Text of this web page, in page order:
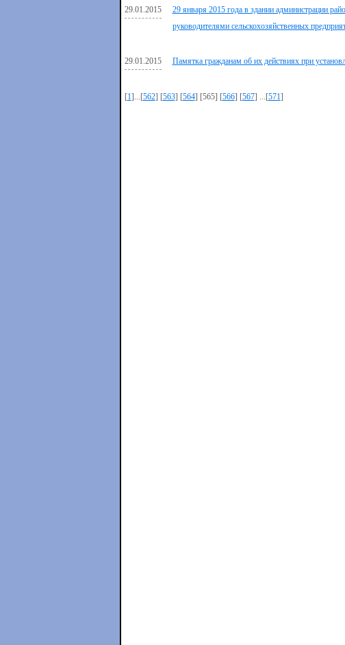
29.01.2015
29 января 2015 года в здании администрации
руководителями сельскохозяйственных
29.01.2015 Памятка гражданам об их действиях при
[1]...[562] [563] [564] [565] [566] [567] ...[571]